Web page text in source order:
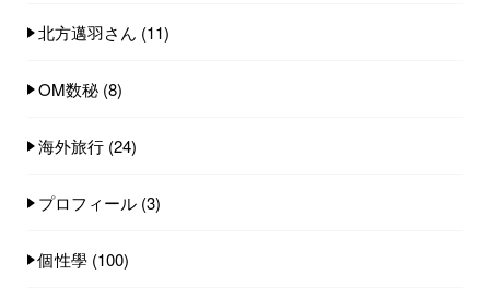
北方邁羽さん (11)
OM数秘 (8)
海外旅行 (24)
プロフィール (3)
個性學 (100)